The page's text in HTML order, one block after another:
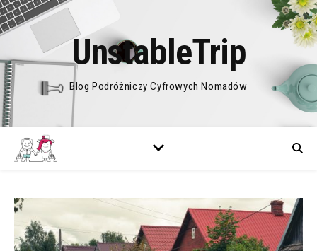
UnstableTrip
Blog Podróżniczy Cyfrowych Nomadów